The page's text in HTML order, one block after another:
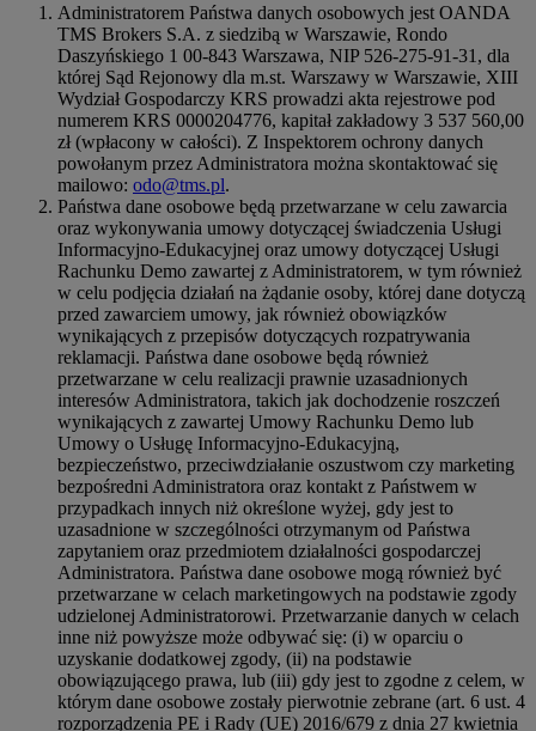
Administratorem Państwa danych osobowych jest OANDA
TMS Brokers S.A. z siedzibą w Warszawie, Rondo
Daszyńskiego 1 00-843 Warszawa, NIP 526-275-91-31, dla
której Sąd Rejonowy dla m.st. Warszawy w Warszawie, XIII
Wydział Gospodarczy KRS prowadzi akta rejestrowe pod
numerem KRS 0000204776, kapitał zakładowy 3 537 560,00
zł (wpłacony w całości). Z Inspektorem ochrony danych
powołanym przez Administratora można skontaktować się
mailowo: odo@tms.pl.
Państwa dane osobowe będą przetwarzane w celu zawarcia
oraz wykonywania umowy dotyczącej świadczenia Usługi
Informacyjno-Edukacyjnej oraz umowy dotyczącej Usługi
Rachunku Demo zawartej z Administratorem, w tym również
w celu podjęcia działań na żądanie osoby, której dane dotyczą
przed zawarciem umowy, jak również obowiązków
wynikających z przepisów dotyczących rozpatrywania
reklamacji. Państwa dane osobowe będą również
przetwarzane w celu realizacji prawnie uzasadnionych
interesów Administratora, takich jak dochodzenie roszczeń
wynikających z zawartej Umowy Rachunku Demo lub
Umowy o Usługę Informacyjno-Edukacyjną,
bezpieczeństwo, przeciwdziałanie oszustwom czy marketing
bezpośredni Administratora oraz kontakt z Państwem w
przypadkach innych niż określone wyżej, gdy jest to
uzasadnione w szczególności otrzymanym od Państwa
zapytaniem oraz przedmiotem działalności gospodarczej
Administratora. Państwa dane osobowe mogą również być
przetwarzane w celach marketingowych na podstawie zgody
udzielonej Administratorowi. Przetwarzanie danych w celach
inne niż powyższe może odbywać się: (i) w oparciu o
uzyskanie dodatkowej zgody, (ii) na podstawie
obowiązującego prawa, lub (iii) gdy jest to zgodne z celem, w
którym dane osobowe zostały pierwotnie zebrane (art. 6 ust. 4
rozporządzenia PE i Rady (UE) 2016/679 z dnia 27 kwietnia